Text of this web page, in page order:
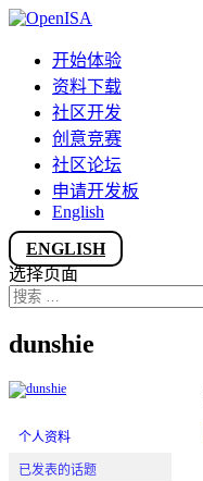
开始体验
资料下载
社区开发
创意竞赛
社区论坛
申请开发板
English
ENGLISH
选择页面
dunshie
个人资料
已发表的话题